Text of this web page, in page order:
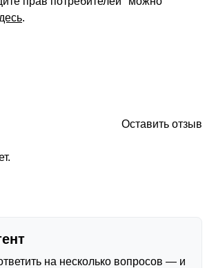
.
Оставить отзыв
на несколько вопросов — и